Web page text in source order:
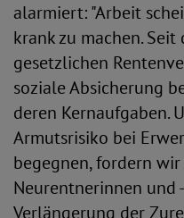
alarmiert: "Arbeit
krank zu machen.
gesetzlichen
soziale Absicherung
deren Kernaufgaben.
Armutsrisiko bei
begegnen, fordern
Neurentnerinnen und
Verlängerung der